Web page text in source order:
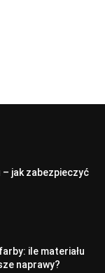
– jak zabezpieczyć
ile materiału
naprawy?